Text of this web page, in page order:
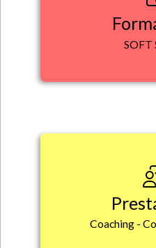
SOFT
Coaching -